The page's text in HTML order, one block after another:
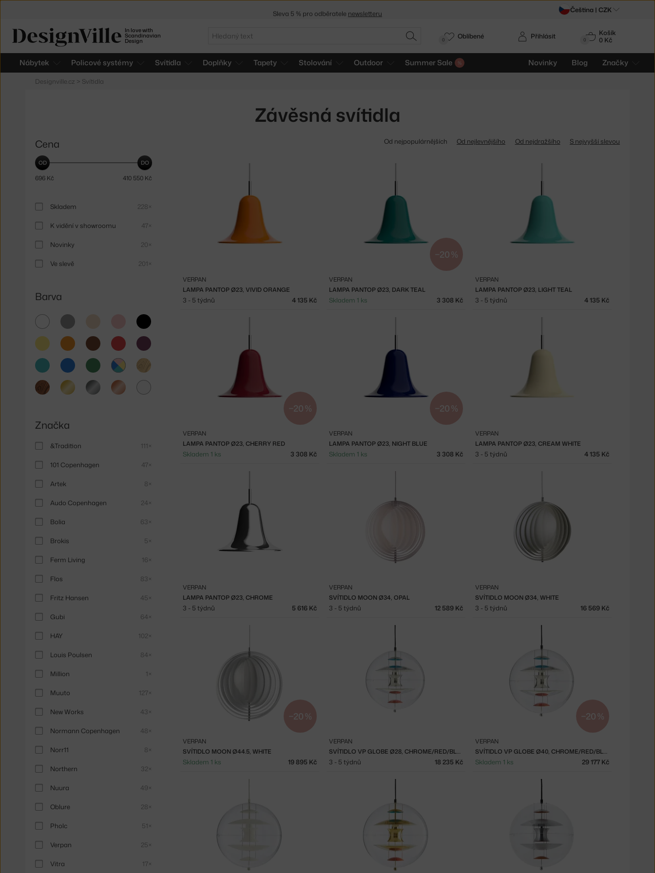
In love with
Scandinavian
Design
Hledat
HLEDAT 0
Košík
0 Kč
Nábytek Policové systémy Svítidla Doplňky Tapety Stolování Outdoor Summer Sale Novinky Blog Značky
Přihlásit
0 Oblíbené
Designville.cz > Svítidla
Závěsná svítidla
Cena
696 Kč 410 550 Kč
Skladem 228×
K vidění v showroomu 47×
Novinky 20×
Ve slevě 201×
Barva
bílá šedá černá
žlutá oranžováhnědá červená fialová
tyrkysovámodrá
zelená
světlé
dřevo
tmavé
dřevo
zlatá stříbrná měděná čirá
Značka
&Tradition 111×
101 Copenhagen 47×
Artek 8×
Audo Copenhagen 24×
Bolia 63×
Brokis 5×
Ferm Living 16×
Flos 83×
Fritz Hansen 45×
Gubi 64×
HAY 102×
Louis Poulsen 84×
Million 1×
Muuto 127×
New Works 43×
Normann Copenhagen 48×
Norr11 8×
Northern 32×
Nuura 49×
Oblure 28×
Pholc 51×
Verpan 25×
Vitra 17×
Od nejpopulárnějších Od nejlevnějšího Od nejdražšího S nejvyšší slevou
LAMPA PANTOP Ø23, VIVID ORANGE
VERPAN
3 - 5 týdnů 4 135 Kč
−20 %
LAMPA PANTOP Ø23, DARK TEAL
VERPAN
Skladem 1 ks 3 308 Kč
LAMPA PANTOP Ø23, LIGHT TEAL
VERPAN
3 - 5 týdnů 4 135 Kč
−20 %
LAMPA PANTOP Ø23, CHERRY RED
VERPAN
Skladem 1 ks 3 308 Kč
−20 %
LAMPA PANTOP Ø23, NIGHT BLUE
VERPAN
Skladem 1 ks 3 308 Kč
LAMPA PANTOP Ø23, CREAM WHITE
VERPAN
3 - 5 týdnů 4 135 Kč
LAMPA PANTOP Ø23, CHROME
VERPAN
3 - 5 týdnů 5 616 Kč
SVÍTIDLO MOON Ø34, OPAL
VERPAN
3 - 5 týdnů 12 589 Kč
SVÍTIDLO MOON Ø34, WHITE
VERPAN
3 - 5 týdnů 16 569 Kč
−20 %
SVÍTIDLO MOON Ø44.5, WHITE
VERPAN
Skladem 1 ks 19 895 Kč
SVÍTIDLO VP GLOBE Ø28, CHROME/RED/BLUE
VERPAN
3 - 5 týdnů 18 235 Kč
−20 %
SVÍTIDLO VP GLOBE Ø40, CHROME/RED/BLUE
VERPAN
Skladem 1 ks 29 177 Kč
Sleva 5 % pro odběratele newsletteru Čeština | CZK